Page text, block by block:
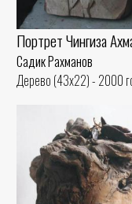
Портрет Чингиза
Садик Рахманов
Дерево (43x22) - 2000